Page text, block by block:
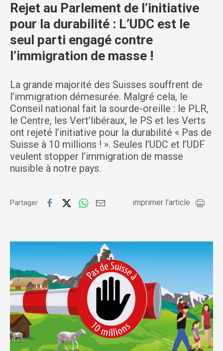
Rejet au Parlement de l’initiative
pour la durabilité : L’UDC est le
seul parti engagé contre
l’immigration de masse !
La grande majorité des Suisses souffrent de
l’immigration démesurée. Malgré cela, le
Conseil national fait la sourde-oreille : le PLR,
le Centre, les Vert’libéraux, le PS et les Verts
ont rejeté l’initiative pour la durabilité « Pas de
Suisse à 10 millions ! ». Seules l’UDC et l’UDF
veulent stopper l’immigration de masse
nuisible à notre pays.
Partager imprimer l'article